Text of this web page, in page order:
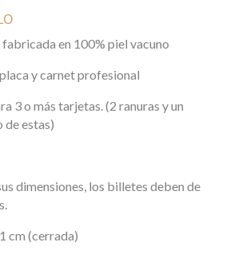
en 100% piel vacuno
y carnet profesional
3 o más tarjetas. (2 ranuras y un
estas)
dimensiones, los billetes deben de
cm (cerrada)